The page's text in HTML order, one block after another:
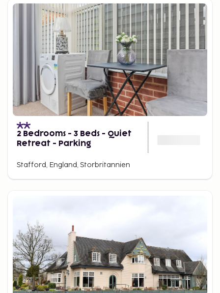
2 Bedrooms - 3 Beds - Quiet
Retreat - Parking
Stafford, England, Storbritannien